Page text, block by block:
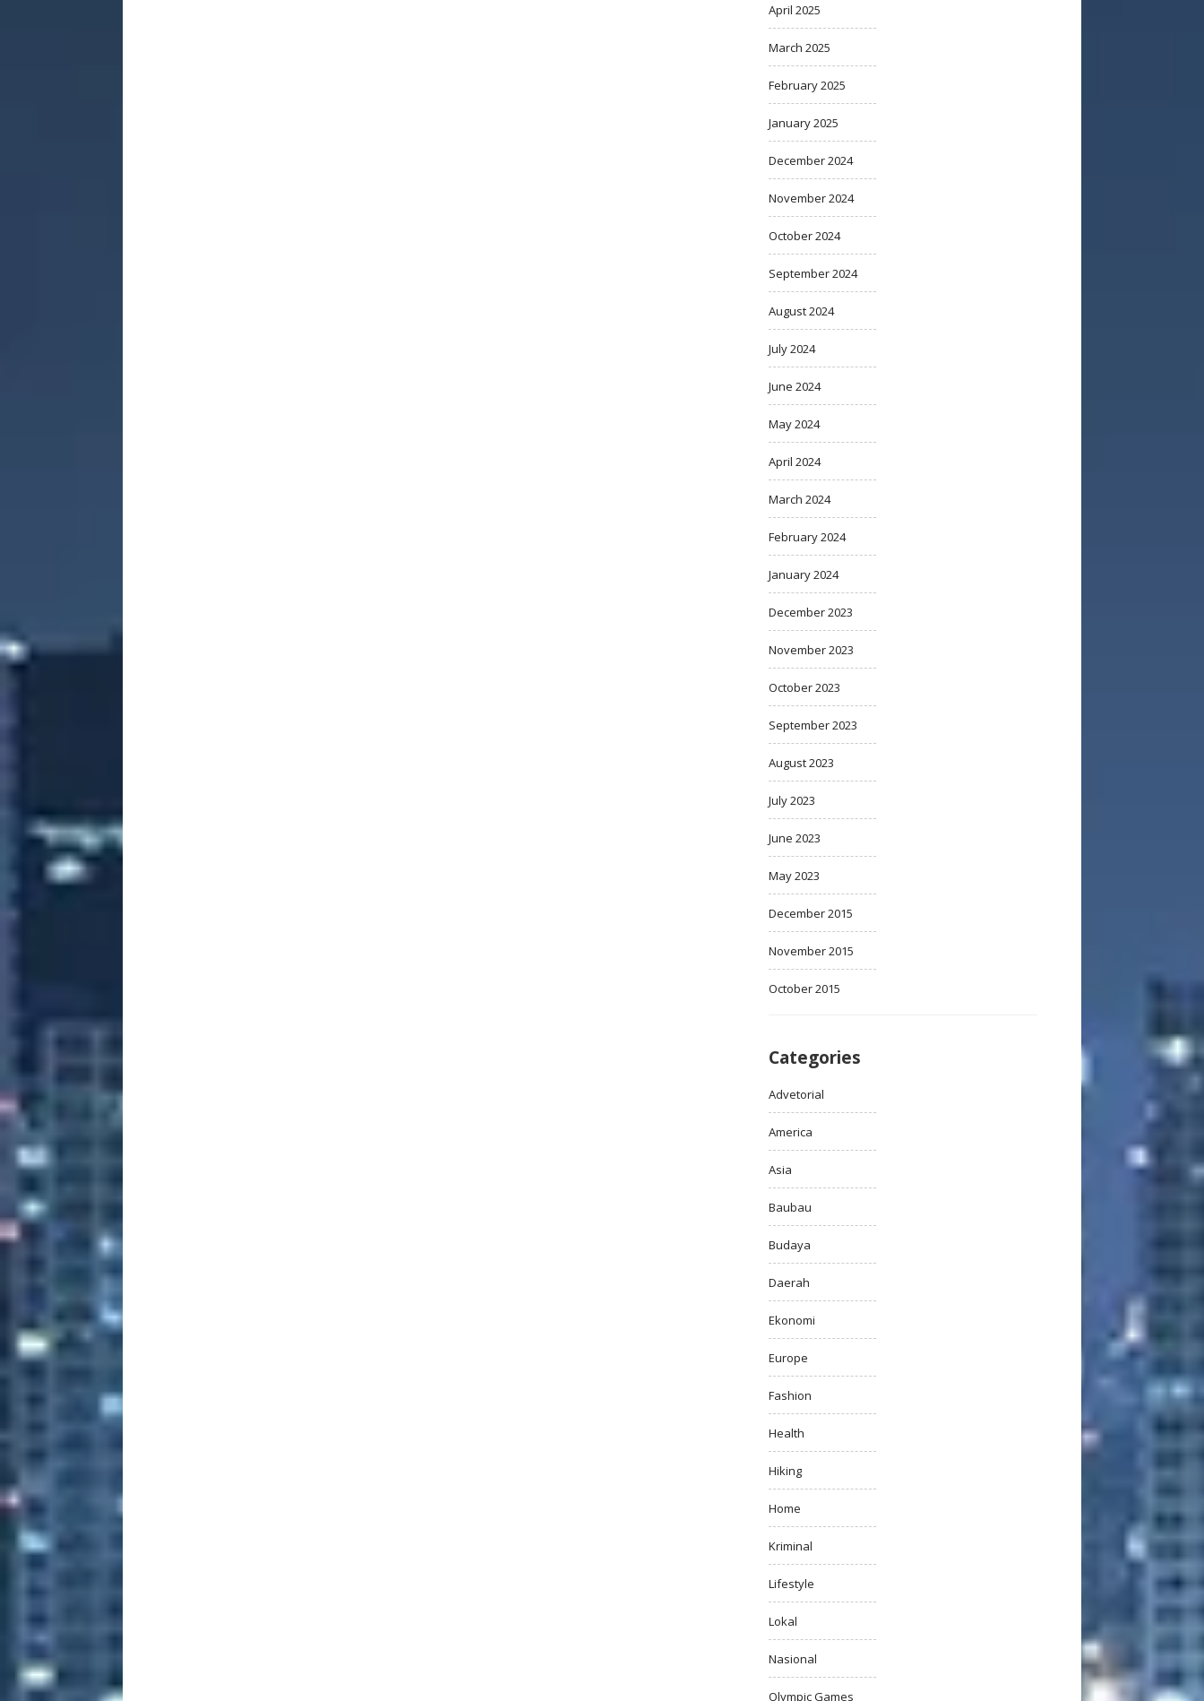
April 2025
March 2025
February 2025
January 2025
December 2024
November 2024
October 2024
September 2024
August 2024
July 2024
June 2024
May 2024
April 2024
March 2024
February 2024
January 2024
December 2023
November 2023
October 2023
September 2023
August 2023
July 2023
June 2023
May 2023
December 2015
November 2015
October 2015
Categories
Advetorial
America
Asia
Baubau
Budaya
Daerah
Ekonomi
Europe
Fashion
Health
Hiking
Home
Kriminal
Lifestyle
Lokal
Nasional
Olympic Games